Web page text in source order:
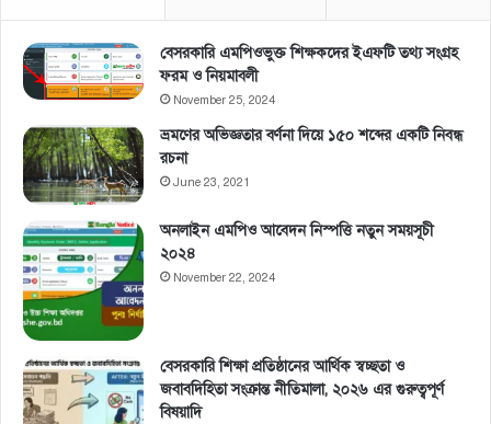
বেসরকারি এমপিওভুক্ত শিক্ষকদের ইএফটি তথ্য সংগ্রহ
ফরম ও নিয়মাবলী
November 25, 2024
ভ্রমণের অভিজ্ঞতার বর্ণনা দিয়ে ১৫০ শব্দের একটি নিবন্ধ
রচনা
June 23, 2021
অনলাইন এমপিও আবেদন নিস্পত্তি নতুন সময়সূচী
২০২৪
November 22, 2024
বেসরকারি শিক্ষা প্রতিষ্ঠানের আর্থিক স্বচ্ছতা ও
জবাবদিহিতা সংক্রান্ত নীতিমালা, ২০২৬ এর গুরুত্বপূর্ণ
বিষয়াদি